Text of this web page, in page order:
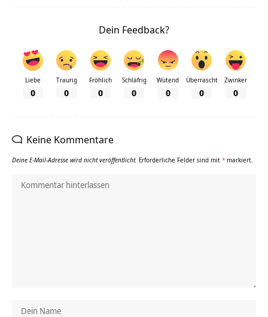
Dein Feedback?
Liebe
0
Traurig
0
Fröhlich
0
Schläfrig
0
Wütend
0
Überrascht
0
Zwinker
0
Keine Kommentare
Deine E-Mail-Adresse wird nicht veröffentlicht. Erforderliche Felder sind mit * markiert.